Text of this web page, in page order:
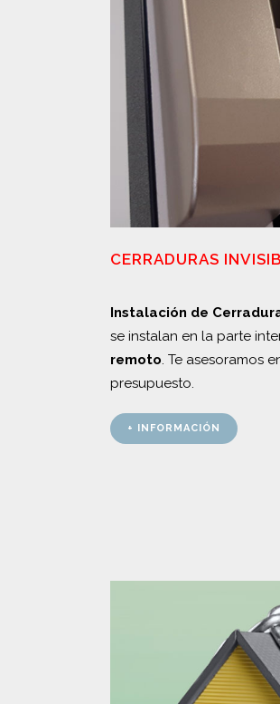
CERRADURAS
Instalación de
se instalan en la parte
remoto. Te asesoramos
presupuesto.
+ INFORMACIÓN